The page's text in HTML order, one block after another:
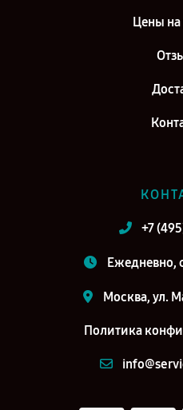
Цены на
+7
Ежедневно,
Москва, ул.
Политика